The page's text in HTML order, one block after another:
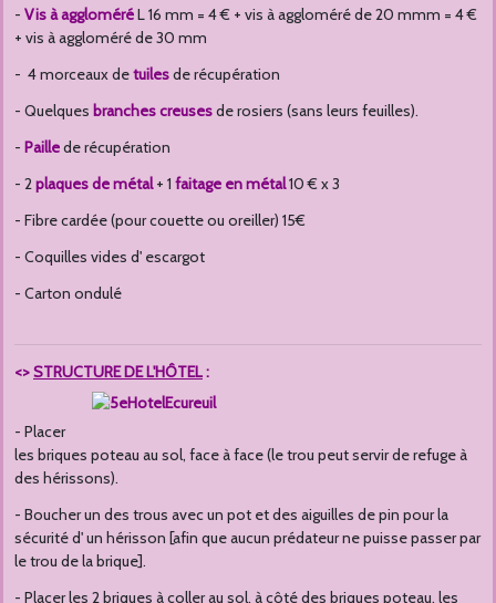
- Vis à aggloméréL 16 mm = 4 € + vis à aggloméré de 20 mmm = 4 €
+ vis à aggloméré de 30 mm
- 4 morceaux detuilesde récupération
- Quelques branches creusesde rosiers (sans leurs feuilles).
- Paillede récupération
- 2plaques de métal+ 1 faitage en métal10 € x 3
- Fibre cardée (pour couette ou oreiller) 15€
- Coquilles vides d' escargot
- Carton ondulé
<>STRUCTURE DE L'HÔTEL:
- Placer
les briques poteau au sol, face à face (le trou peut servir de refuge à
des hérissons).
- Boucher un des trous avec un pot et des aiguilles de pin pour la
sécurité d' un hérisson [afin que aucun prédateur ne puisse passer par
le trou de la brique].
- Placer les 2 briques à coller au sol, à côté des briques poteau, les